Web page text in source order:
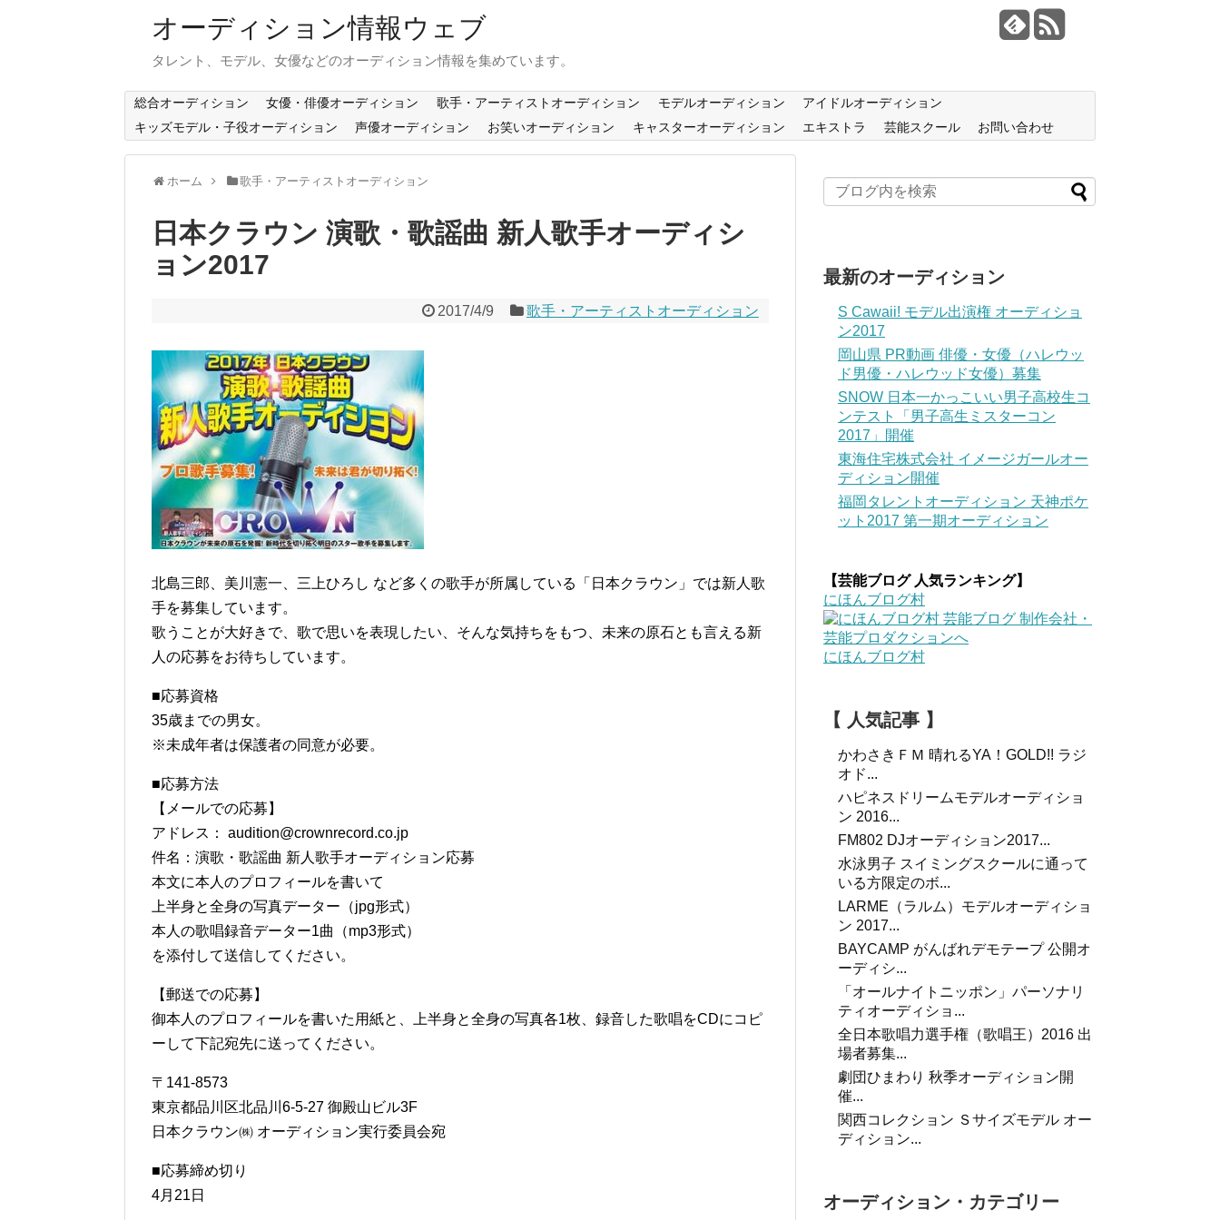
オーディション情報ウェブ
タレント、モデル、女優などのオーディション情報を集めています。
総合オーディション 女優・俳優オーディション 歌手・アーティストオーディション モデルオーディション
アイドルオーディション
キッズモデル・子役オーディション
声優オーディション お笑いオーディション キャスターオーディション エキストラ 芸能スクール お問い合わせ
ホーム 歌手・アーティストオーディション
日本クラウン 演歌・歌謡曲 新人歌手オーディシ
ョン2017
2017/4/9 歌手・アーティストオーディション
北島三郎、美川憲一、三上ひろし など多くの歌手が所属している「日本クラウン」では新人歌
手を募集しています。
歌うことが大好きで、歌で思いを表現したい、そんな気持ちをもつ、未来の原石とも言える新
人の応募をお待ちしています。
■応募資格
35歳までの男女。
※未成年者は保護者の同意が必要。
■応募方法
【メールでの応募】
アドレス： audition@crownrecord.co.jp
件名：演歌・歌謡曲 新人歌手オーディション応募
本文に本人のプロフィールを書いて
上半身と全身の写真データー（jpg形式）
本人の歌唱録音データー1曲（mp3形式）
を添付して送信してください。
【郵送での応募】
御本人のプロフィールを書いた用紙と、上半身と全身の写真各1枚、録音した歌唱をCDにコピ
ーして下記宛先に送ってください。
〒141-8573
東京都品川区北品川6-5-27 御殿山ビル3F
日本クラウン㈱ オーディション実行委員会宛
■応募締め切り
4月21日
最新のオーディション
S Cawaii! モデル出演権 オーディショ
ン2017
岡山県 PR動画 俳優・女優（ハレウッ
ド男優・ハレウッド女優）募集
SNOW 日本一かっこいい男子高校生コ
ンテスト「男子高生ミスターコン
2017」開催
東海住宅株式会社 イメージガールオー
ディション開催
福岡タレントオーディション 天神ポケ
ット2017 第一期オーディション
【芸能ブログ 人気ランキング】
にほんブログ村
にほんブログ村
【 人気記事 】
かわさきＦＭ 晴れるYA！GOLD!! ラジ
オド...
ハピネスドリームモデルオーディショ
ン 2016...
FM802 DJオーディション2017...
水泳男子 スイミングスクールに通って
いる方限定のボ...
LARME（ラルム）モデルオーディショ
ン 2017...
BAYCAMP がんばれデモテープ 公開オ
ーディシ...
「オールナイトニッポン」パーソナリ
ティオーディショ...
全日本歌唱力選手権（歌唱王）2016 出
場者募集...
劇団ひまわり 秋季オーディション開
催...
関西コレクション Ｓサイズモデル オー
ディション...
オーディション・カテゴリー